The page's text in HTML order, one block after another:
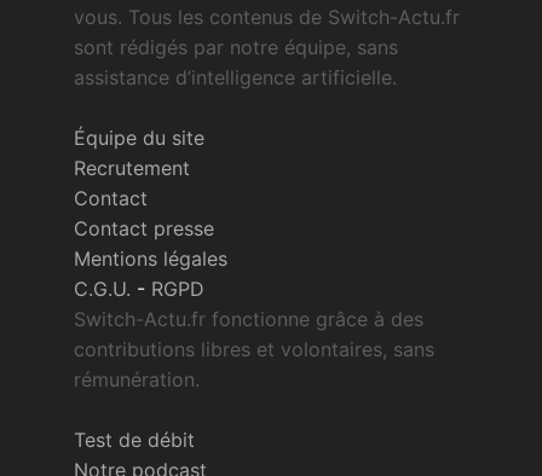
vous. Tous les contenus de Switch-Actu.fr
sont rédigés par notre équipe, sans
assistance d’intelligence artificielle.
Équipe du site
Recrutement
Contact
Contact presse
Mentions légales
C.G.U. - RGPD
Switch-Actu.fr fonctionne grâce à des
contributions libres et volontaires, sans
rémunération.
Test de débit
Notre podcast